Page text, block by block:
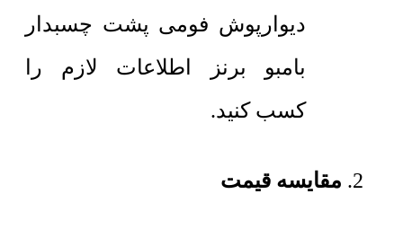
دیوارپوش فومی پشت چسبدار
بامبو برنز اطلاعات لازم را
کسب کنید.
مقایسه قیمت